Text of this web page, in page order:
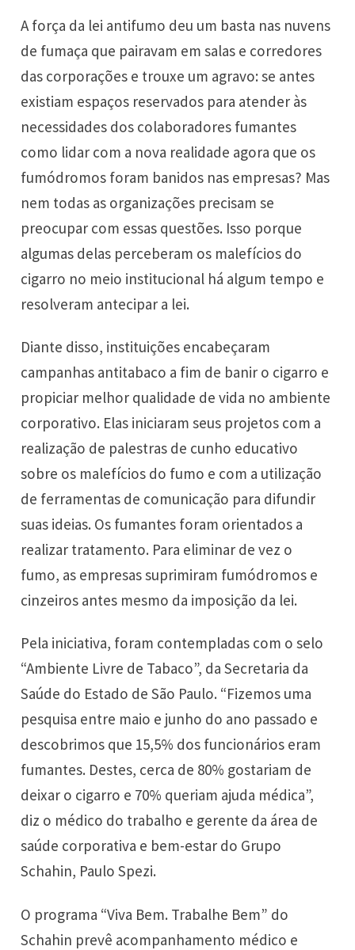
A força da lei antifumo deu um basta nas nuvens
de fumaça que pairavam em salas e corredores
das corporações e trouxe um agravo: se antes
existiam espaços reservados para atender às
necessidades dos colaboradores fumantes
como lidar com a nova realidade agora que os
fumódromos foram banidos nas empresas? Mas
nem todas as organizações precisam se
preocupar com essas questões. Isso porque
algumas delas perceberam os malefícios do
cigarro no meio institucional há algum tempo e
resolveram antecipar a lei.
Diante disso, instituições encabeçaram
campanhas antitabaco a fim de banir o cigarro e
propiciar melhor qualidade de vida no ambiente
corporativo. Elas iniciaram seus projetos com a
realização de palestras de cunho educativo
sobre os malefícios do fumo e com a utilização
de ferramentas de comunicação para difundir
suas ideias. Os fumantes foram orientados a
realizar tratamento. Para eliminar de vez o
fumo, as empresas suprimiram fumódromos e
cinzeiros antes mesmo da imposição da lei.
Pela iniciativa, foram contempladas com o selo
“Ambiente Livre de Tabaco”, da Secretaria da
Saúde do Estado de São Paulo. “Fizemos uma
pesquisa entre maio e junho do ano passado e
descobrimos que 15,5% dos funcionários eram
fumantes. Destes, cerca de 80% gostariam de
deixar o cigarro e 70% queriam ajuda médica”,
diz o médico do trabalho e gerente da área de
saúde corporativa e bem-estar do Grupo
Schahin, Paulo Spezi.
O programa “Viva Bem. Trabalhe Bem” do
Schahin prevê acompanhamento médico e